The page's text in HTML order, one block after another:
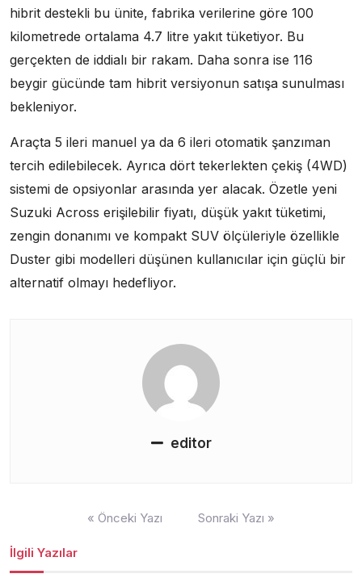
hibrit destekli bu ünite, fabrika verilerine göre 100
kilometrede ortalama 4.7 litre yakıt tüketiyor. Bu
gerçekten de iddialı bir rakam. Daha sonra ise 116
beygir gücünde tam hibrit versiyonun satışa sunulması
bekleniyor.
Araçta 5 ileri manuel ya da 6 ileri otomatik şanzıman
tercih edilebilecek. Ayrıca dört tekerlekten çekiş (4WD)
sistemi de opsiyonlar arasında yer alacak. Özetle yeni
Suzuki Across erişilebilir fiyatı, düşük yakıt tüketimi,
zengin donanımı ve kompakt SUV ölçüleriyle özellikle
Duster gibi modelleri düşünen kullanıcılar için güçlü bir
alternatif olmayı hedefliyor.
editor
« Önceki Yazı Sonraki Yazı »
İlgili Yazılar